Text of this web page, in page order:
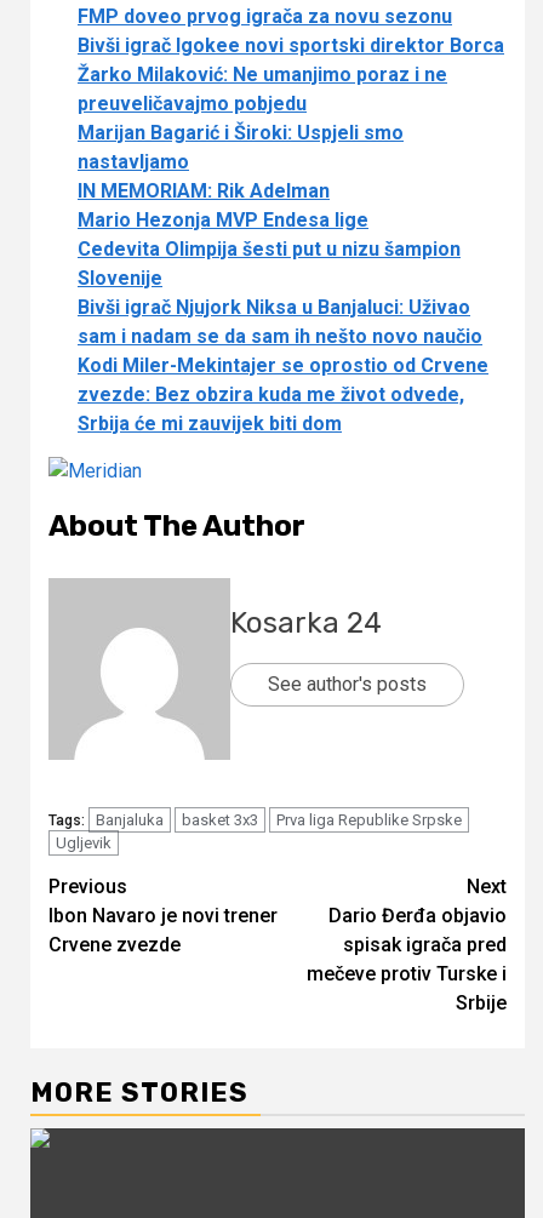
FMP doveo prvog igrača za novu sezonu
Bivši igrač Igokee novi sportski direktor Borca
Žarko Milaković: Ne umanjimo poraz i ne
preuveličavajmo pobjedu
Marijan Bagarić i Široki: Uspjeli smo
nastavljamo
IN MEMORIAM: Rik Adelman
Mario Hezonja MVP Endesa lige
Cedevita Olimpija šesti put u nizu šampion
Slovenije
Bivši igrač Njujork Niksa u Banjaluci: Uživao
sam i nadam se da sam ih nešto novo naučio
Kodi Miler-Mekintajer se oprostio od Crvene
zvezde: Bez obzira kuda me život odvede,
Srbija će mi zauvijek biti dom
About The Author
Kosarka 24
See author's posts
Tags: Banjaluka basket 3x3
Prva liga Republike Srpske
Ugljevik
Continue
Reading
Previous
Ibon Navaro je novi trener
Crvene zvezde
Next
Dario Đerđa objavio
spisak igrača pred
mečeve protiv Turske i
Srbije
MORE STORIES